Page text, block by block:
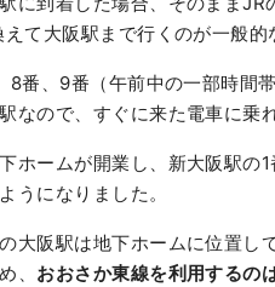
て大阪駅まで行くのが一般的
8番、9番（午前中の一部時間
なので、すぐに来た電車に乗
ホームが開業し、新大阪駅の
うになりました。
大阪駅は地下ホームに位置し
、 おおさか東線を利用するの